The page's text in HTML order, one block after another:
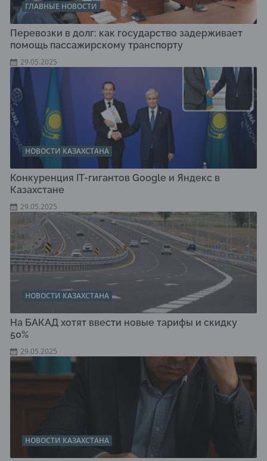
ГЛАВНЫЕ НОВОСТИ
Перевозки в долг: как государство задерживает
помощь пассажирскому транспорту
29.05.2025
НОВОСТИ КАЗАХСТАНА
Конкуренция IT-гигантов Google и Яндекс в
Казахстане
29.05.2025
НОВОСТИ КАЗАХСТАНА
На БАКАД хотят ввести новые тарифы и скидку
50%
29.05.2025
НОВОСТИ КАЗАХСТАНА